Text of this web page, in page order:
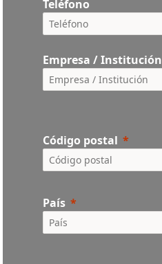
Teléfono
Empresa / Institución
Código postal
País